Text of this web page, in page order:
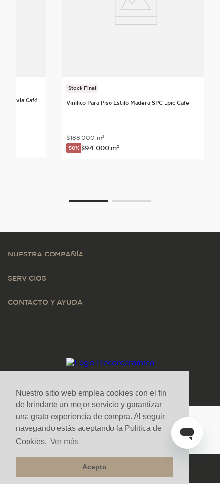
Nuestro sitio web emplea cookies con el fin
de brindarte un mejor servicio y garantizar
una grata experiencia de compra. Al seguir
navegando estás aceptando la Política de
Cookies. Ver más
Acepto
Café
Stock Final
Vinílico Para Piso Estilo Madera SPC Epic Café
$188.000 m²
50% $94 000 m²
NUESTRA COMPAÑÍA
SERVICIOS
CONTACTO Y AYUDA
Medios de pago y sitio seguro
Tecnología